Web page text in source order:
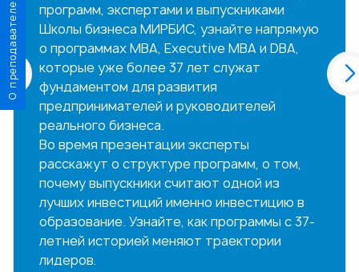
программ, экспертами и выпускниками
Школы бизнеса МИРБИС, узнайте напрямую
о программах MBA, Executive MBA и DBA,
которые уже более 37 лет служат
фундаментом для развития
предпринимателей и руководителей
реального бизнеса.
Во время презентации эксперты
расскажут о структуре программ, о том,
почему выпускники считают одной из
лучших инвестиций именно инвестицию в
образование. Узнайте, как программы с 37-
летней историей меняют траектории
лидеров.
О преподавателе